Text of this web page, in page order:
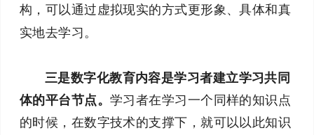
构，可以通过虚拟现实的方式更形象、具体和真
实地去学习。
三是数字化教育内容是学习者建立学习共同
体的平台节点。学习者在学习一个同样的知识点
的时候，在数字技术的支撑下，就可以以此知识